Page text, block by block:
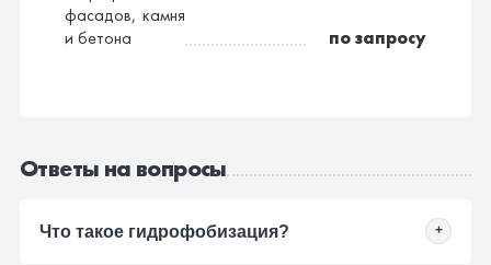
фасадов, камня
и бетона
по запросу
Ответы на вопросы
Что такое гидрофобизация? +